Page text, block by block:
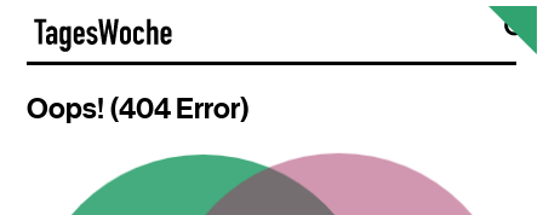
Skip
content
Oops! (404 Error)